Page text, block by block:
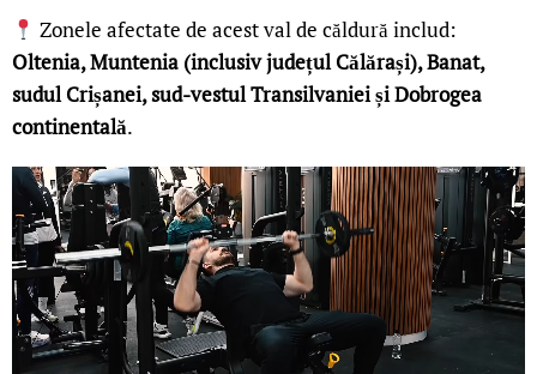
Zonele afectate de acest val de căldură includ:
Oltenia, Muntenia (inclusiv județul Călărași), Banat,
sudul Crișanei, sud-vestul Transilvaniei și Dobrogea
continentală.